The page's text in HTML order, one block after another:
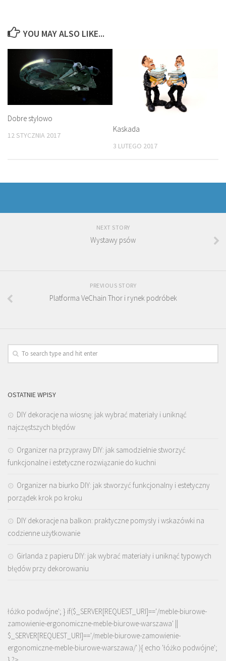
YOU MAY ALSO LIKE...
Dobre stylowo
12 STYCZNIA 2017
Kaskada
3 LUTEGO 2017
NEXT STORY
Wystawy psów
PREVIOUS STORY
Platforma VeChain Thor i rynek podróbek
OSTATNIE WPISY
DIY dekoracje na wiosnę: jak wybrać materiały i uniknąć
najczęstszych błędów
Organizer na przyprawy DIY: jak samodzielnie stworzyć
funkcjonalne i estetyczne rozwiązanie do kuchni
Organizer na biurko DIY: jak stworzyć funkcjonalny i estetyczny
porządek krok po kroku
DIY dekoracje na balkon: praktyczne pomysły i wskazówki na
codzienne użytkowanie
Girlanda z papieru DIY: jak wybrać materiały i uniknąć typowych
błędów przy dekorowaniu
łóżko podwójne'; } if($_SERVER[REQUEST_URI]=='/meble-biurowe-
zamowienie-ergonomiczne-meble-biurowe-warszawa' ||
$_SERVER[REQUEST_URI]=='/meble-biurowe-zamowienie-
ergonomiczne-meble-biurowe-warszawa/' ){ echo 'łóżko podwójne';